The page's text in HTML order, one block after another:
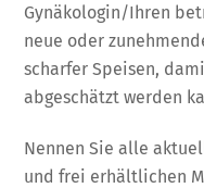
Gynäkologin/Ihren
neue oder
scharfer Speisen,
abgeschätzt werden
Nennen Sie alle
und frei erhältlichen